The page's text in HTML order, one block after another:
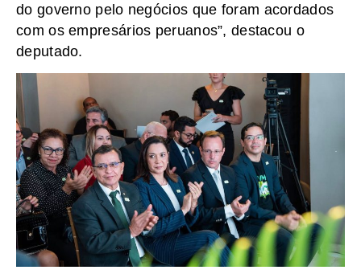
do governo pelo negócios que foram acordados
com os empresários peruanos”, destacou o
deputado.